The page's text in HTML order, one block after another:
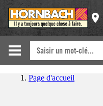
Page d'accueil